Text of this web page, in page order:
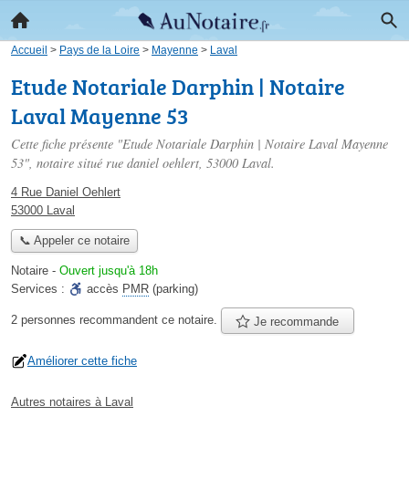
Accueil > Pays de la Loire > Mayenne > Laval
Etude Notariale Darphin | Notaire
Laval Mayenne 53
Cette fiche présente "Etude Notariale Darphin | Notaire Laval Mayenne
53", notaire situé rue daniel oehlert, 53000 Laval.
4 Rue Daniel Oehlert
53000 Laval
📞 Appeler ce notaire
Notaire - Ouvert jusqu'à 18h
Services :
accès PMR (parking)
2 personnes recommandent ce notaire. Je recommande
Améliorer cette fiche
Autres notaires à Laval